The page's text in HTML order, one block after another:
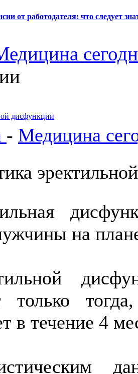
от работодателя: что следует
дисфункции
- Медицина
на
только
в течение 4